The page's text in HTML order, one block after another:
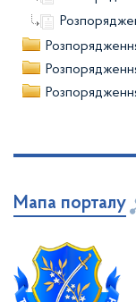
Мапа порталу